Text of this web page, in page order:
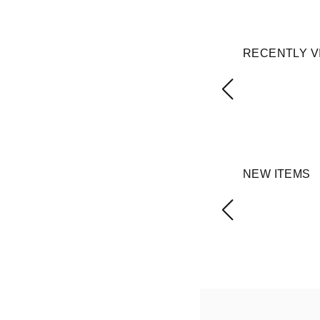
RECENTLY
NEW ITEMS